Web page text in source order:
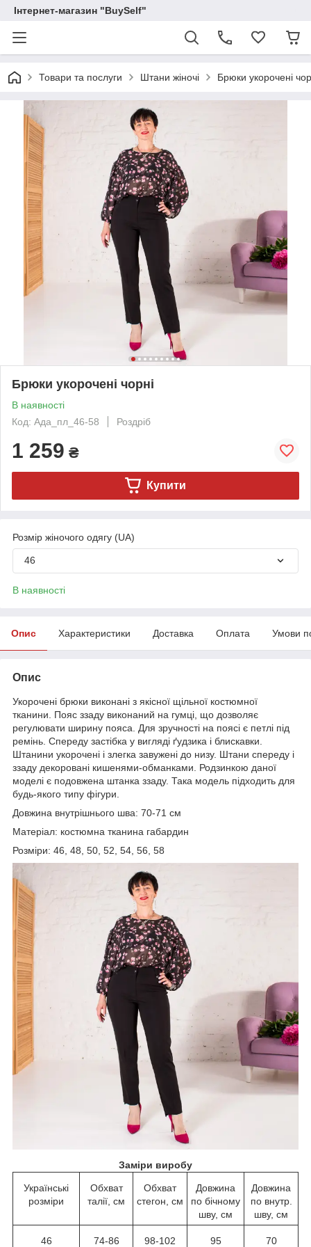
Інтернет-магазин "BuySelf"
Товари та послуги Штани жіночі Брюки укорочені
Брюки укорочені чорні
В наявності
Код: Ада_пл_46-58
Роздріб
1 259 ₴
Купити
Розмір жіночого одягу (UA)
46
В наявності
Опис Характеристики Доставка Оплата Умови
Опис
Укорочені брюки виконані з якісної щільної костюмної
тканини. Пояс ззаду виконаний на гумці, що дозволяє
регулювати ширину пояса. Для зручності на поясі є петлі під
ремінь. Спереду застібка у вигляді ґудзика і блискавки.
Штанини укорочені і злегка завужені до низу. Штани спереду і
ззаду декоровані кишенями-обманками. Родзинкою даної
моделі є подовжена штанка ззаду. Така модель підходить для
будь-якого типу фігури.
Довжина внутрішнього шва: 70-71 см
Матеріал: костюмна тканина габардин
Розміри: 46, 48, 50, 52, 54, 56, 58
Заміри виробу
Українські
розміри
Обхват
талії, см
Обхват
стегон, см
Довжина
по бічному
шву, см
Довжина
по внутр.
шву, см
46 74-86 98-102 95 70